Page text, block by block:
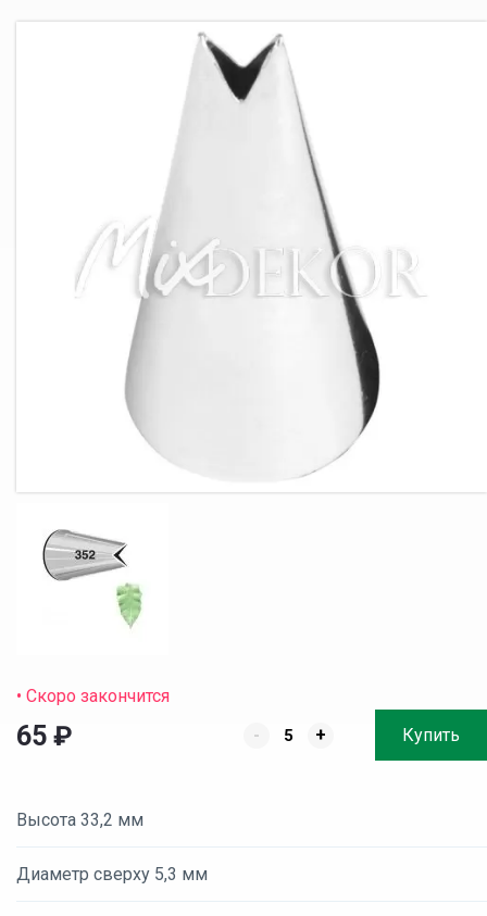
• Скоро закончится
65 ₽ - + Купить
Высота 33,2 мм
Диаметр сверху 5,3 мм